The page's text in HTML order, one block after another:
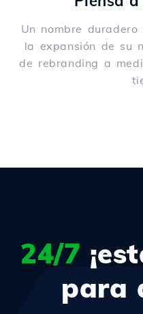
Un nombre
la expansión de su
de rebranding a
24/7
para